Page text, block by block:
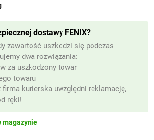
magazynie
dostawy FENIX?
zawartość uszkodzi się podczas
dwa rozwiązania:
za uszkodzony towar
towaru
firma kurierska uwzględni reklamację,
ręki!